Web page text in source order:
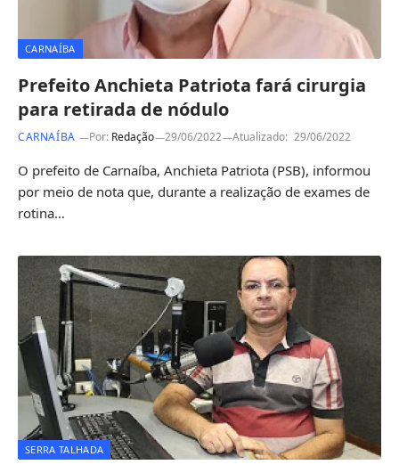
CARNAÍBA
Prefeito Anchieta Patriota fará cirurgia
para retirada de nódulo
CARNAÍBA Por: Redação 29/06/2022 Atualizado: 29/06/2022
O prefeito de Carnaíba, Anchieta Patriota (PSB), informou
por meio de nota que, durante a realização de exames de
rotina…
SERRA TALHADA